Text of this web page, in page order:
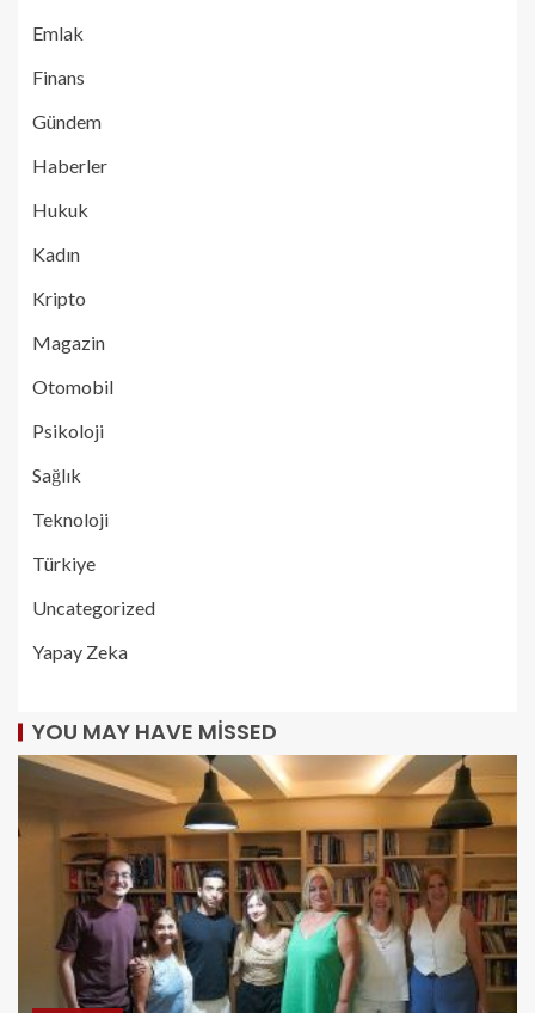
Emlak
Finans
Gündem
Haberler
Hukuk
Kadın
Kripto
Magazin
Otomobil
Psikoloji
Sağlık
Teknoloji
Türkiye
Uncategorized
Yapay Zeka
YOU MAY HAVE MISSED